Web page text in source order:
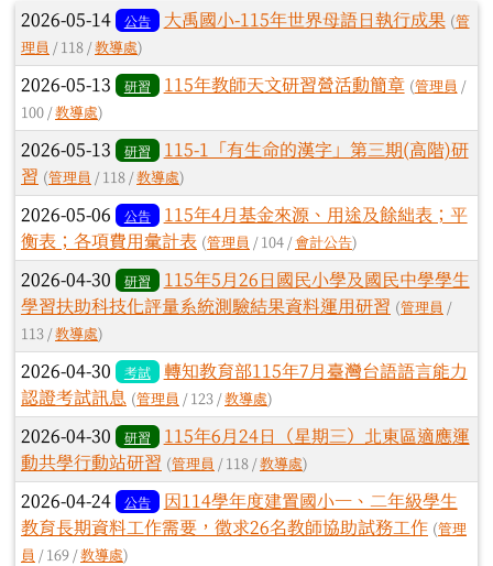
文章列表
2026-05-14 公告 大禹國小-115年世界母語日執行成果 (管
理員 / 118 /教導處)
2026-05-13 研習 115年教師天文研習營活動簡章 (管理員 /
100 /教導處)
2026-05-13 研習
115-1「有生命的漢字」第三期(高階)研
習 (管理員 / 118 /教導處)
2026-05-06 公告
115年4月基金來源、用途及餘絀表；平
衡表；各項費用彙計表 (管理員 / 104 /會計公告)
2026-04-30 研習
115年5月26日國民小學及國民中學學生
學習扶助科技化評量系統測驗結果資料運用研習 (管理員 /
113 /教導處)
2026-04-30 考試
轉知教育部115年7月臺灣台語語言能力
認證考試訊息 (管理員 / 123 /教導處)
2026-04-30 研習
115年6月24日（星期三）北東區適應運
動共學行動站研習 (管理員 / 118 /教導處)
2026-04-24 公告
因114學年度建置國小一、二年級學生
教育長期資料工作需要，徵求26名教師協助試務工作 (管理
員 / 169 /教導處)